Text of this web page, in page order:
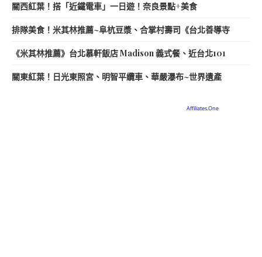
關西紅葉！搭「近鐵電車」一日遊！奈良景點+美食
排隊美食！米其林推薦~阜杭豆漿、合掌村壽司《台北善導寺
《米其林推薦》台北慕軒飯店 Madison 義式餐、近台北101
關東紅葉！日光東照宮、明智平纜車、華嚴瀑布~世界遺產